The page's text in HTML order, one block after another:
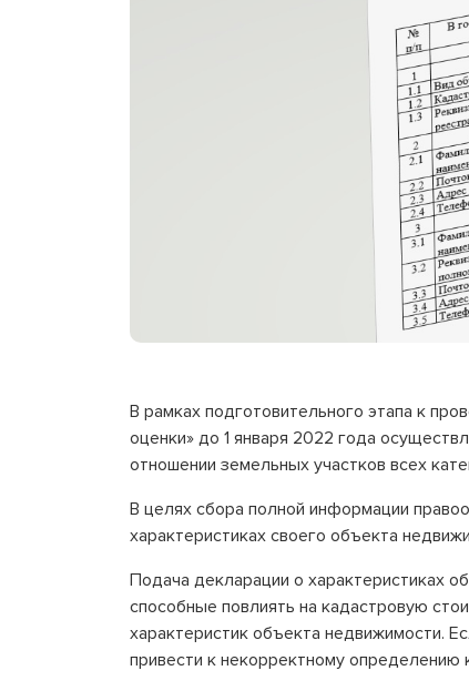
В рамках подготовительного этапа к
оценки» до 1 января 2022 года
отношении земельных участков всех
В целях сбора полной информации
характеристиках своего объекта
Подача декларации о характеристиках
способные повлиять на кадастровую
характеристик объекта недвижимости.
привести к некорректному определению